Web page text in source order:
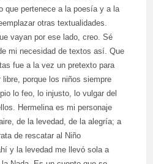
que pertenece a la poesía y a la
otras textualidades.
vayan por ese lado, creo. Sé
mi necesidad de textos así. Que
fue a la vez un pretexto para
porque los niños siempre
lo feo, lo injusto, lo vulgar del
Hermelina es mi personaje
de la levedad, de la alegría; a
de rescatar al Niño
y la levedad me llevó sola a